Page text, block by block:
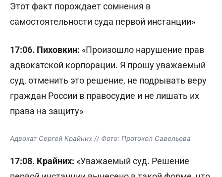
Этот факт порождает сомнения в
самостоятельности суда первой инстанции»
17:06. Пиховкин: «Произошло нарушение прав
адвокатской корпорации. Я прошу уважаемый
суд, отменить это решение, не подрывать веру
граждан России в правосудие и не лишать их
права на защиту»
Адвокат Сергей Крайних // Фото: Протокол Савельева
17:08. Крайних: «Уважаемый суд. Решение